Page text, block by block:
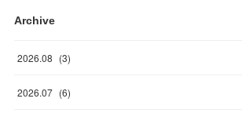
Archive
2026.08 (3)
2026.07 (6)